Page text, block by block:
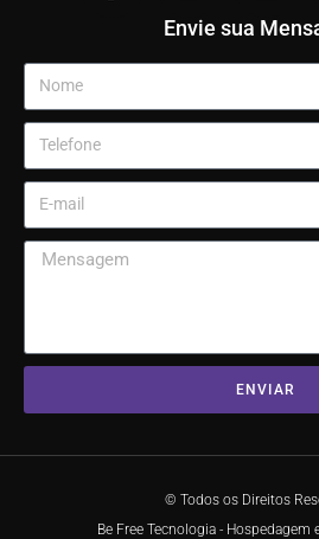
Envie sua
ENVIAR
© Todos os Direitos
Be Free Tecnologia - Hospedagem